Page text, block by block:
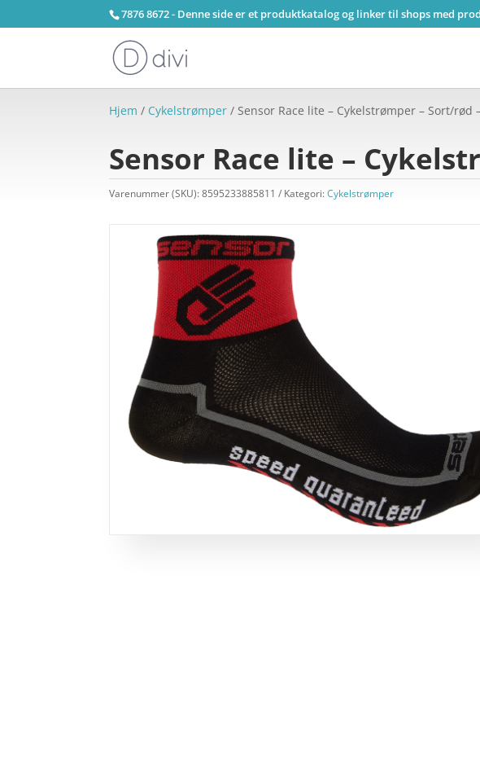
7876 8672 - Denne side er et produktkatalog og linker til shops med
Hjem / Cykelstrømper / Sensor Race lite – Cykelstrømper – Sort/rød
Sensor Race lite –
Varenummer (SKU):8595233885811 Kategori:Cykelstrømper